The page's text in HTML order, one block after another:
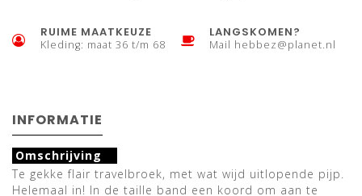
RUIME MAATKEUZE
Kleding: maat 36 t/m 68
LANGSKOMEN?
Mail hebbez@planet.nl
INFORMATIE
Omschrijving
Te gekke flair travelbroek, met wat wijd uitlopende pijp.
Helemaal in! In de taille band een koord om aan te